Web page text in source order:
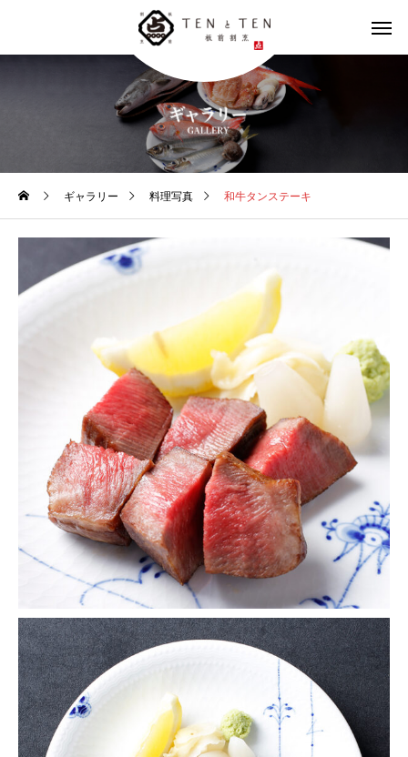
ギャラリー 料理写真 和牛タンステーキ